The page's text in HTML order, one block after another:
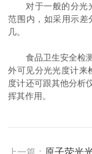
对于一般的分光光
范围内，如采用示差
几。
食品卫生安全检测
外可见分光光度计来
度计还可跟其他分析
挥其作用。
上一篇： 原子荧光